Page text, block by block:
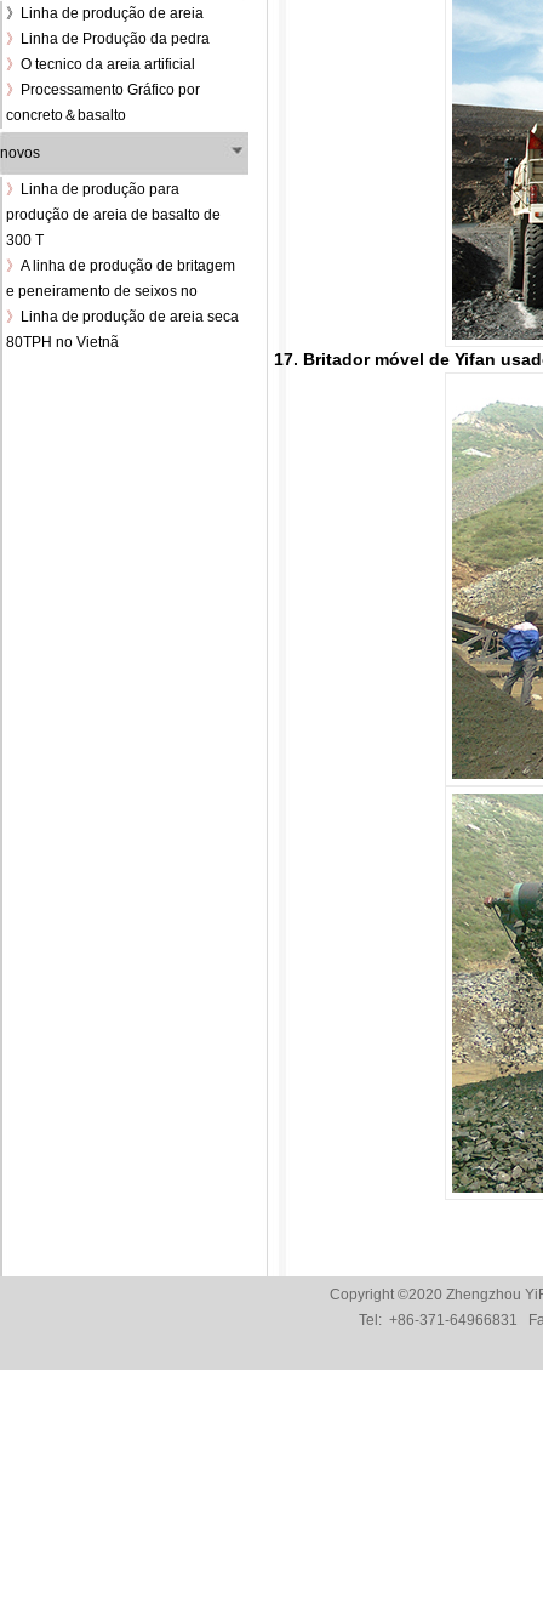
》 Linha de produção de areia
》
Linha de Produção da pedra
》 O tecnico da areia artificial
》
Processamento Gráfico por
concreto＆basalto
novos
》
Linha de produção para
produção de areia de basalto de
300 T
》 A linha de produção de britagem
e peneiramento de seixos no
》
Linha de produção de areia seca
80TPH no Vietnã
17. Britador móvel de Yifan
Copyright ©2020 Zhengzhou
Tel: +86-371-64966831